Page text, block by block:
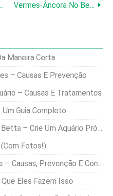
E Prevenção Vermes-Âncora No Betta (causas, Sintomas E Tratamento)
Maneira Certa
– Causas E Prevenção
– Causas E Tratamentos
Guia Completo
– Crie Um Aquário Próspero
Fotos!)
Prevenção E Controle
Eles Fazem Isso